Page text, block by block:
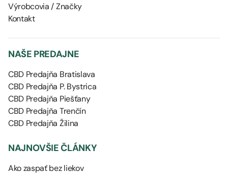
Výrobcovia / Značky
Kontakt
NAŠE PREDAJNE
CBD Predajňa Bratislava
CBD Predajňa P. Bystrica
CBD Predajňa Piešťany
CBD Predajňa Trenčín
CBD Predajňa Žilina
NAJNOVŠIE ČLÁNKY
Ako zaspať bez liekov